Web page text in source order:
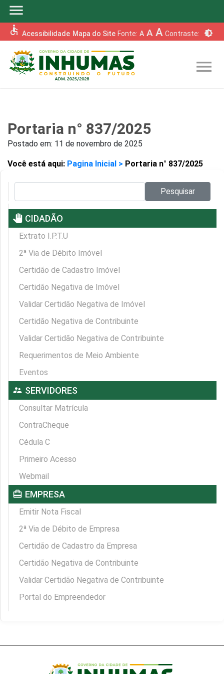
menu
accessible Acessibilidade Mapa do Site Fonte: A A A Contraste: brightness_6
menu
Portaria n° 837/2025
Postado em: 11 de novembro de 2025
Você está aqui: Pagina Inicial > Portaria n° 837/2025
Pesquisar
pan_tool CIDADÃO
Extrato I.P.T.U
2ª Via de Débito Imóvel
Certidão de Cadastro Imóvel
Certidão Negativa de Imóvel
Validar Certidão Negativa de Imóvel
Certidão Negativa de Contribuinte
Validar Certidão Negativa de Contribuinte
Requerimentos de Meio Ambiente
Eventos
supervisor_account SERVIDORES
Consultar Matrícula
ContraCheque
Cédula C
Primeiro Acesso
Webmail
card_travel EMPRESA
Emitir Nota Fiscal
2ª Via de Débito de Empresa
Certidão de Cadastro da Empresa
Certidão Negativa de Contribuinte
Validar Certidão Negativa de Contribuinte
Portal do Empreendedor